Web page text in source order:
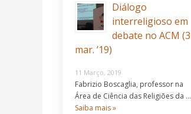
Diálogo
interreligioso em
debate no ACM (3
mar. ’19)
11 Março, 2019
Fabrizio Boscaglia, professor na
Área de Ciência das Religiões da …
Saiba mais »